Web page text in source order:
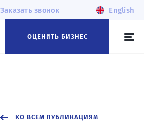
Заказать звонок English
ОЦЕНИТЬ БИЗНЕС
КО ВСЕМ ПУБЛИКАЦИЯМ